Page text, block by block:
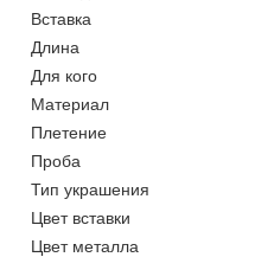
Вставка
Длина
Для кого
Материал
Плетение
Проба
Тип украшения
Цвет вставки
Цвет металла